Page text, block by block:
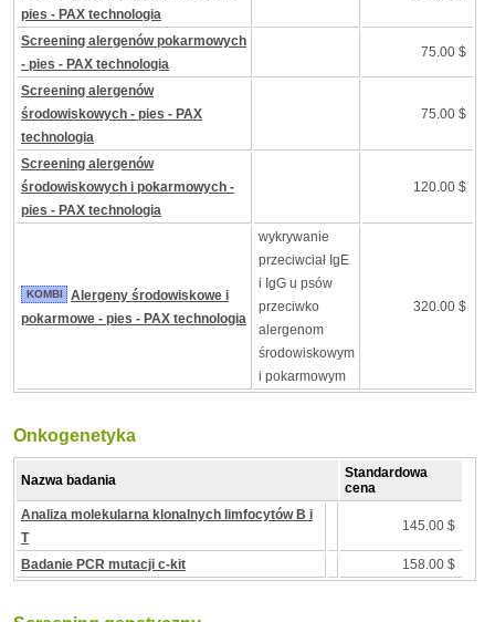
pies - PAX technologia
Screening alergenów pokarmowych
- pies - PAX technologia
75.00 $
Screening alergenów
środowiskowych - pies - PAX
technologia
75.00 $
Screening alergenów
środowiskowych i pokarmowych -
pies - PAX technologia
120.00 $
KOMBI
Alergeny środowiskowe i
pokarmowe - pies - PAX technologia
wykrywanie
przeciwciał IgE
i IgG u psów
przeciwko
alergenom
środowiskowym
i pokarmowym
320.00 $
Onkogenetyka
Nazwa badania
Standardowa
cena
Analiza molekularna klonalnych limfocytów B i
T
145.00 $
Badanie PCR mutacji c-kit 158.00 $